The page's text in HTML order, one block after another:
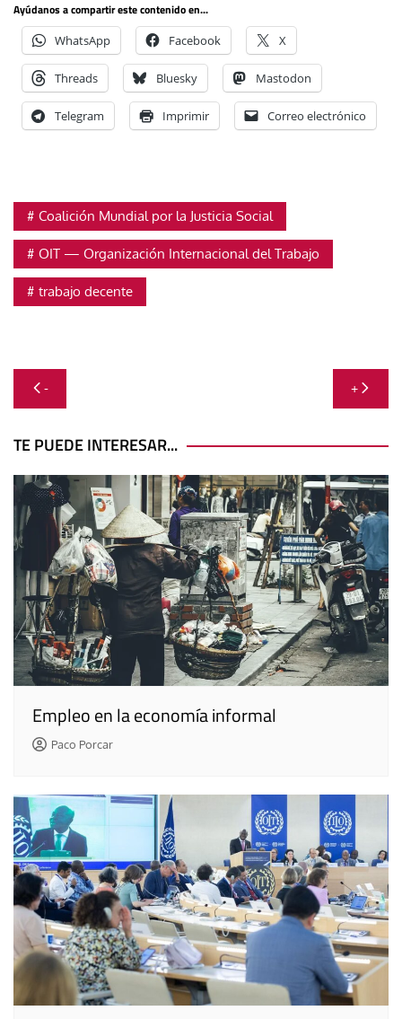
Ayúdanos a compartir este contenido en...
WhatsApp Facebook X
Threads Bluesky Mastodon
Telegram Imprimir Correo electrónico
Coalición Mundial por la Justicia Social
OIT — Organización Internacional del Trabajo
trabajo decente
Navegación
de
entradas
- +
TE PUEDE INTERESAR...
Empleo en la economía informal
Paco Porcar